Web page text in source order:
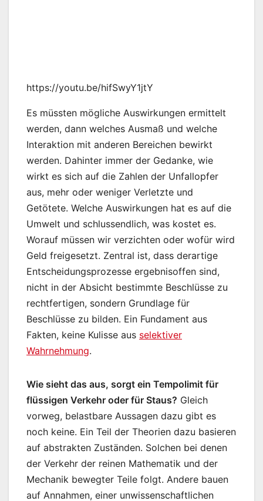
https://youtu.be/hifSwyY1jtY
Es müssten mögliche Auswirkungen ermittelt
werden, dann welches Ausmaß und welche
Interaktion mit anderen Bereichen bewirkt
werden. Dahinter immer der Gedanke, wie
wirkt es sich auf die Zahlen der Unfallopfer
aus, mehr oder weniger Verletzte und
Getötete. Welche Auswirkungen hat es auf die
Umwelt und schlussendlich, was kostet es.
Worauf müssen wir verzichten oder wofür wird
Geld freigesetzt. Zentral ist, dass derartige
Entscheidungsprozesse ergebnisoffen sind,
nicht in der Absicht bestimmte Beschlüsse zu
rechtfertigen, sondern Grundlage für
Beschlüsse zu bilden. Ein Fundament aus
Fakten, keine Kulisse aus selektiver
Wahrnehmung.
Wie sieht das aus, sorgt ein Tempolimit für
flüssigen Verkehr oder für Staus? Gleich
vorweg, belastbare Aussagen dazu gibt es
noch keine. Ein Teil der Theorien dazu basieren
auf abstrakten Zuständen. Solchen bei denen
der Verkehr der reinen Mathematik und der
Mechanik bewegter Teile folgt. Andere bauen
auf Annahmen, einer unwissenschaftlichen